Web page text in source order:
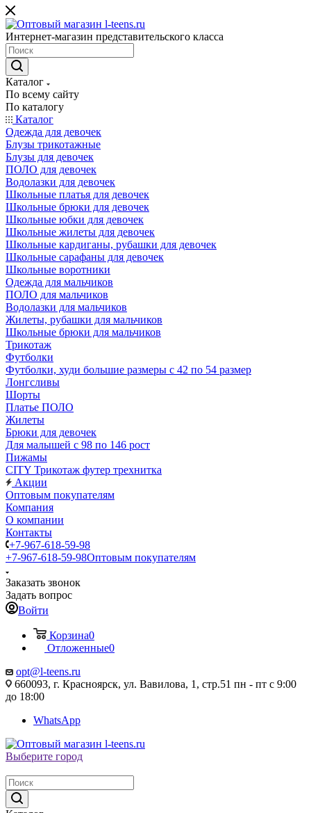
Интернет-магазин представительского класса
Каталог
По всему сайту
По каталогу
Каталог
Одежда для девочек
Блузы трикотажные
Блузы для девочек
ПОЛО для девочек
Водолазки для девочек
Школьные платья для девочек
Школьные брюки для девочек
Школьные юбки для девочек
Школьные жилеты для девочек
Школьные кардиганы, рубашки для девочек
Школьные сарафаны для девочек
Школьные воротники
Одежда для мальчиков
ПОЛО для мальчиков
Водолазки для мальчиков
Жилеты, рубашки для мальчиков
Школьные брюки для мальчиков
Трикотаж
Футболки
Футболки, худи большие размеры с 42 по 54 размер
Лонгсливы
Шорты
Платье ПОЛО
Жилеты
Брюки для девочек
Для малышей с 98 по 146 рост
Пижамы
CITY Трикотаж футер трехнитка
Акции
Оптовым покупателям
Компания
О компании
Контакты
+7-967-618-59-98
+7-967-618-59-98Оптовым покупателям
Заказать звонок
Задать вопрос
Войти
Корзина0
Отложенные0
opt@l-teens.ru
660093, г. Красноярск, ул. Вавилова, 1, стр.51 пн - пт с 9:00
до 18:00
WhatsApp
Выберите город